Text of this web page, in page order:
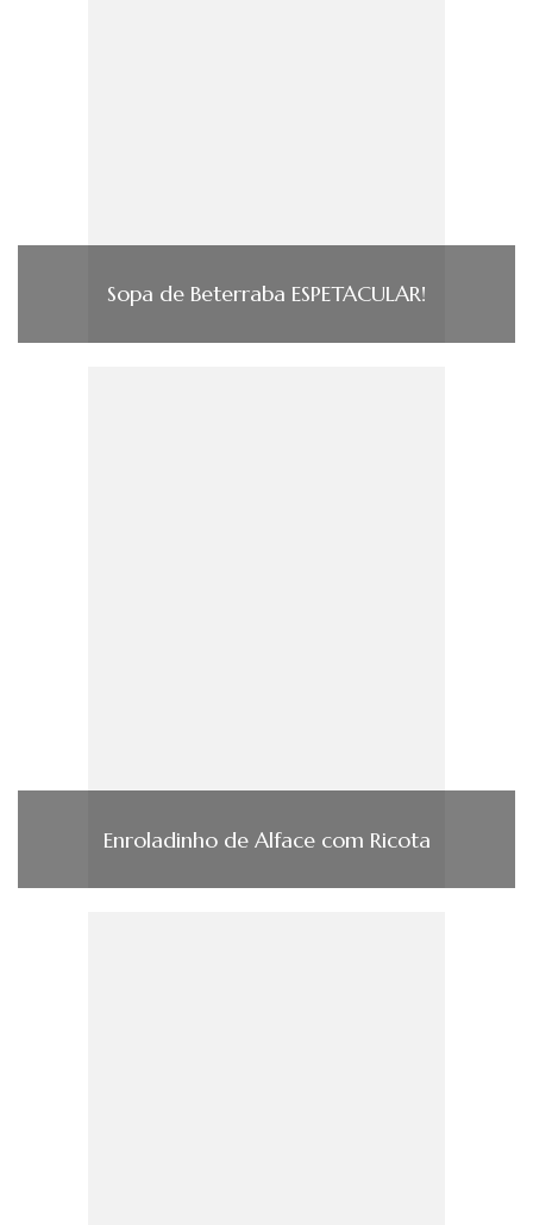
Sopa de Beterraba ESPETACULAR!
Enroladinho de Alface com Ricota